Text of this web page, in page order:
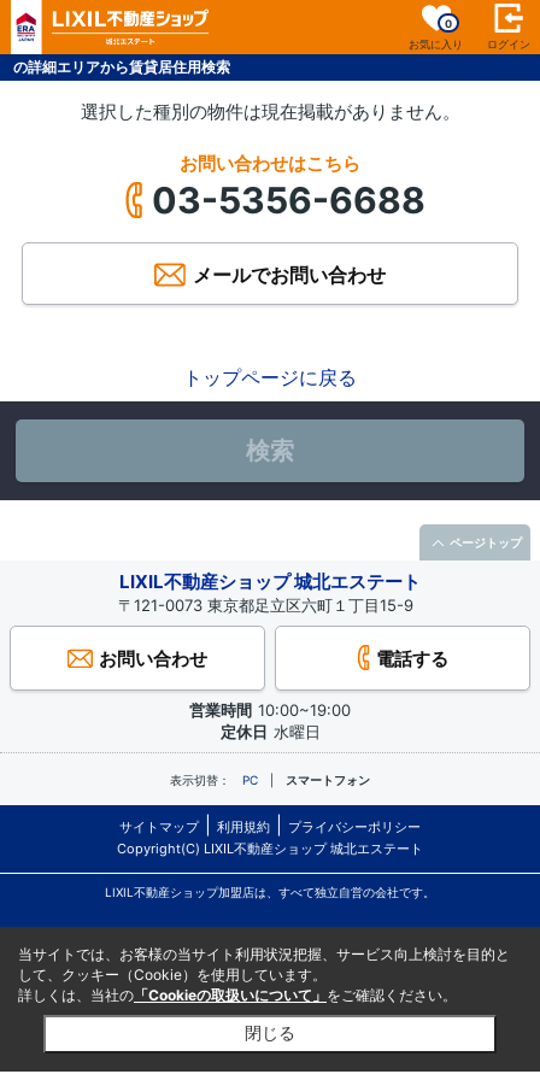
お気に入り
0
ログイン
の詳細エリアから賃貸居住用検索
選択した種別の物件は現在掲載がありません。
お問い合わせはこちら
03-5356-6688
メールでお問い合わせ
トップページに戻る
検索
LIXIL不動産ショップ 城北エステート
〒121-0073 東京都足立区六町１丁目15-9
お問い合わせ 電話する
営業時間 10:00~19:00
定休日 水曜日
表示切替： PC スマートフォン
サイトマップ 利用規約
プライバシーポリシー
Copyright(C) LIXIL不動産ショップ 城北エステート
LIXIL不動産ショップ加盟店は、すべて独立自営の会社です。
ページトップ
当サイトでは、お客様の当サイト利用状況把握、サービス向上検討を目的と
して、クッキー（Cookie）を使用しています。
詳しくは、当社の 「Cookieの取扱いについて」 をご確認ください。
閉じる